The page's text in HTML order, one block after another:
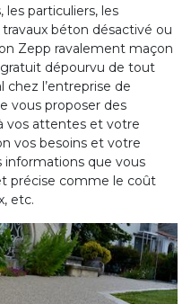
les particuliers, les
travaux béton désactivé ou
Zepp ravalement maçon
dépourvu de tout
chez l’entreprise de
vous proposer des
vos attentes et votre
vos besoins et votre
que vous
précise comme le coût
etc.